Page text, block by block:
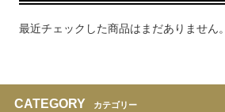
最近チェックした商品はまだありません。
CATEGORY カテゴリー